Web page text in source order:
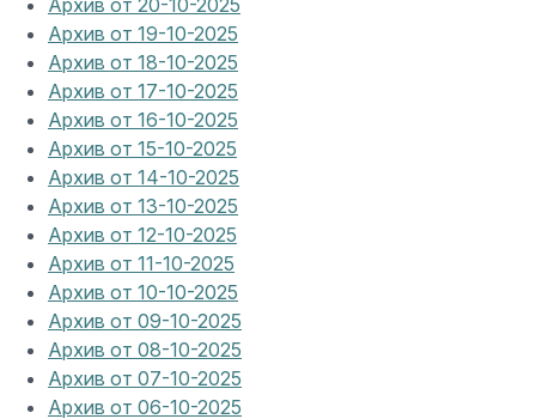
Архив от 20-10-2025
Архив от 19-10-2025
Архив от 18-10-2025
Архив от 17-10-2025
Архив от 16-10-2025
Архив от 15-10-2025
Архив от 14-10-2025
Архив от 13-10-2025
Архив от 12-10-2025
Архив от 11-10-2025
Архив от 10-10-2025
Архив от 09-10-2025
Архив от 08-10-2025
Архив от 07-10-2025
Архив от 06-10-2025